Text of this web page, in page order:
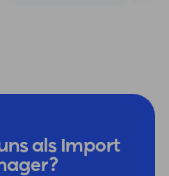
als Import